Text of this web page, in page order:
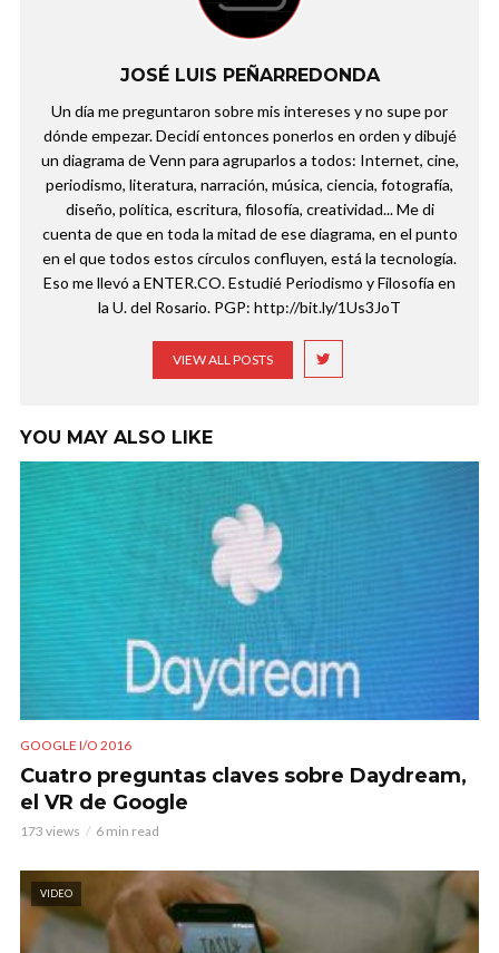
JOSÉ LUIS PEÑARREDONDA
Un día me preguntaron sobre mis intereses y no supe por
dónde empezar. Decidí entonces ponerlos en orden y dibujé
un diagrama de Venn para agruparlos a todos: Internet, cine,
periodismo, literatura, narración, música, ciencia, fotografía,
diseño, política, escritura, filosofía, creatividad... Me di
cuenta de que en toda la mitad de ese diagrama, en el punto
en el que todos estos círculos confluyen, está la tecnología.
Eso me llevó a ENTER.CO. Estudié Periodismo y Filosofía en
la U. del Rosario. PGP: http://bit.ly/1Us3JoT
VIEW ALL POSTS
YOU MAY ALSO LIKE
GOOGLE I/O 2016
Cuatro preguntas claves sobre Daydream,
el VR de Google
173 views 6 min read
VIDEO